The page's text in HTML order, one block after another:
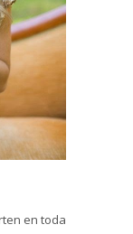
en toda